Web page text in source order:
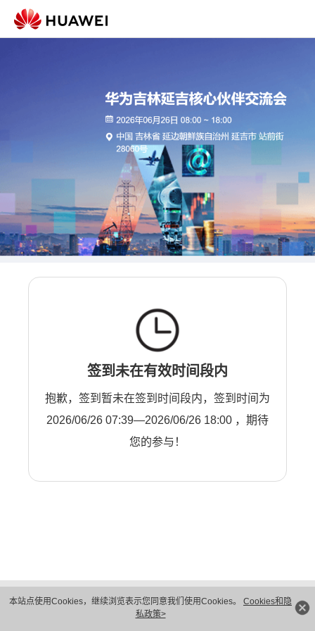
本站点使用Cookies，继续浏览表示您同意我们使用Cookies。 Cookies和隐
私政策>
签到未在有效时间段内
抱歉，签到暂未在签到时间段内，签到时间为
2026/06/26 07:39—2026/06/26 18:00 ，期待
您的参与！
隐私保护
法律声明